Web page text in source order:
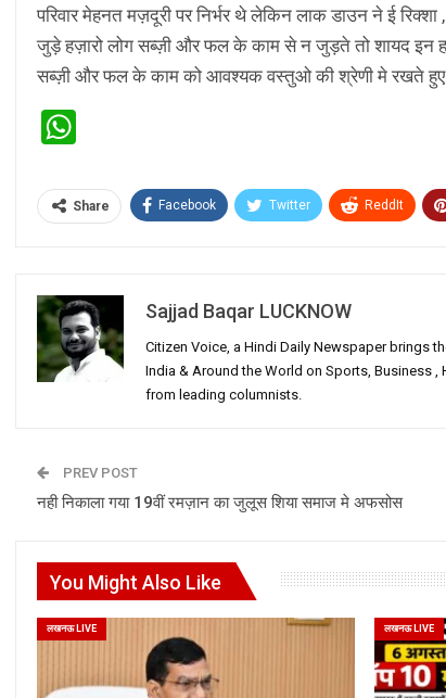
परिवार मेहनत मज़दूरी पर निर्भर थे लेकिन लाक डाउन ने ई
जुड़े हज़ारो लोग सब्ज़ी और फल के काम से न जुड़ते तो शायद इन
सब्ज़ी और फल के काम को आवश्यक वस्तुओ की श्रेणी मे रखते हुए
Share Facebook Twitter ReddIt
Sajjad Baqar LUCKNOW
Citizen Voice, a Hindi Daily Newspaper brings
India & Around the World on Sports, Business
from leading columnists.
PREV POST
नही निकाला गया 19वीं रमज़ान का जुलूस शिया समाज मे अफसोस
You Might Also Like
लखनऊ LIVE लखनऊ LIVE